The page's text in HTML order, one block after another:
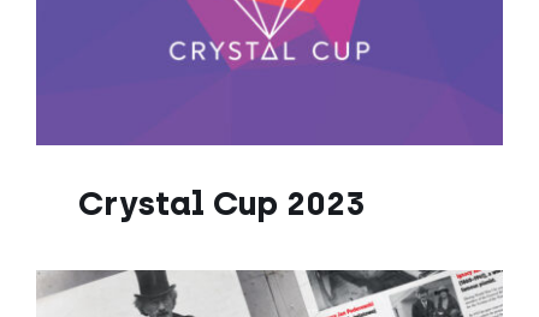
Crystal Cup 2023